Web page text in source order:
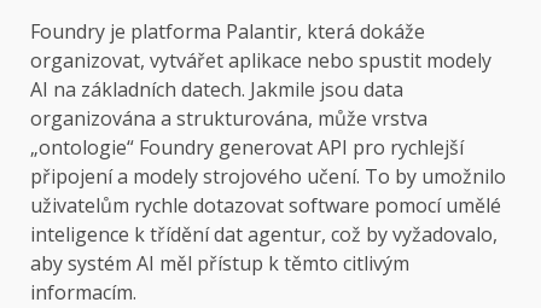
Foundry je platforma Palantir, která dokáže
organizovat, vytvářet aplikace nebo spustit modely
AI na základních datech. Jakmile jsou data
organizována a strukturována, může vrstva
„ontologie“ Foundry generovat API pro rychlejší
připojení a modely strojového učení. To by umožnilo
uživatelům rychle dotazovat software pomocí umělé
inteligence k třídění dat agentur, což by vyžadovalo,
aby systém AI měl přístup k těmto citlivým
informacím.